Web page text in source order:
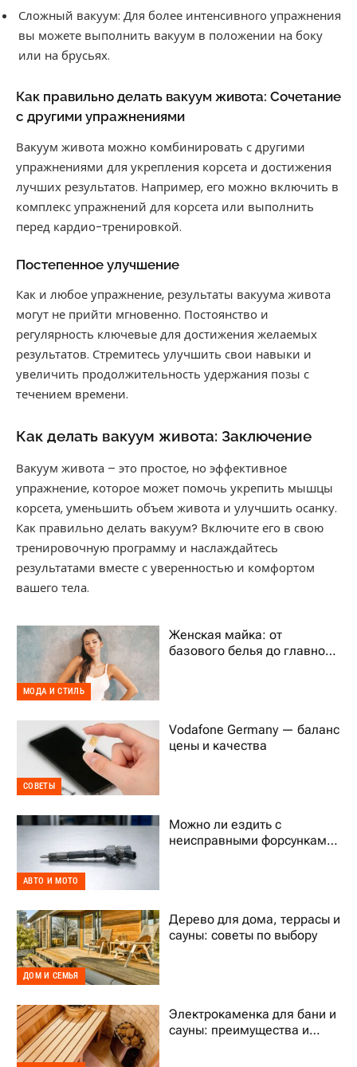
Сложный вакуум: Для более интенсивного упражнения
вы можете выполнить вакуум в положении на боку
или на брусьях.
Как правильно делать вакуум живота: Сочетание
с другими упражнениями
Вакуум живота можно комбинировать с другими
упражнениями для укрепления корсета и достижения
лучших результатов. Например, его можно включить в
комплекс упражнений для корсета или выполнить
перед кардио-тренировкой.
Постепенное улучшение
Как и любое упражнение, результаты вакуума живота
могут не прийти мгновенно. Постоянство и
регулярность ключевые для достижения желаемых
результатов. Стремитесь улучшить свои навыки и
увеличить продолжительность удержания позы с
течением времени.
Как делать вакуум живота: Заключение
Вакуум живота – это простое, но эффективное
упражнение, которое может помочь укрепить мышцы
корсета, уменьшить объем живота и улучшить осанку.
Как правильно делать вакуум? Включите его в свою
тренировочную программу и наслаждайтесь
результатами вместе с уверенностью и комфортом
вашего тела.
МОДА И СТИЛЬ
Женская майка: от
базового белья до главного
СОВЕТЫ
Vodafone Germany — баланс
цены и качества
АВТО И МОТО
Можно ли ездить с
неисправными форсунками
ДОМ И СЕМЬЯ
Дерево для дома, террасы и
сауны: советы по выбору
Электрокаменка для бани и
сауны: преимущества и